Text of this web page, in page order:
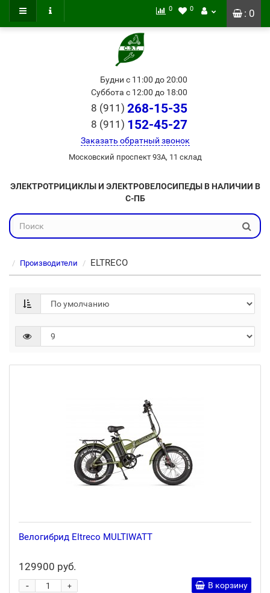
: 0
0 0
Будни с 11:00 до 20:00
Суббота с 12:00 до 18:00
8 (911) 268-15-35
8 (911) 152-45-27
Заказать обратный звонок
Московский проспект 93А, 11 склад
ЭЛЕКТРОТРИЦИКЛЫ И ЭЛЕКТРОВЕЛОСИПЕДЫ В НАЛИЧИИ В
С-ПБ
Производители ELTRECO
Велогибрид Eltreco MULTIWATT
129900 руб.
+
- В корзину